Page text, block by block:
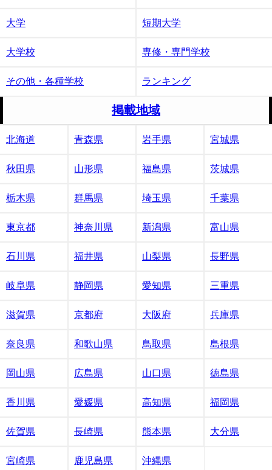
大学 短期大学
大学校 専修・専門学校
その他・各種学校 ランキング
掲載地域
北海道 青森県 岩手県 宮城県
秋田県 山形県 福島県 茨城県
栃木県 群馬県 埼玉県 千葉県
東京都 神奈川県 新潟県 富山県
石川県 福井県 山梨県 長野県
岐阜県 静岡県 愛知県 三重県
滋賀県 京都府 大阪府 兵庫県
奈良県 和歌山県 鳥取県 島根県
岡山県 広島県 山口県 徳島県
香川県 愛媛県 高知県 福岡県
佐賀県 長崎県 熊本県 大分県
宮崎県 鹿児島県 沖縄県